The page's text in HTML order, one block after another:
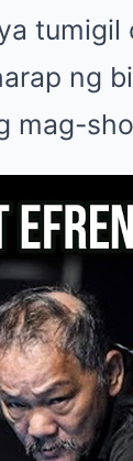
tumigil
ng
mag-